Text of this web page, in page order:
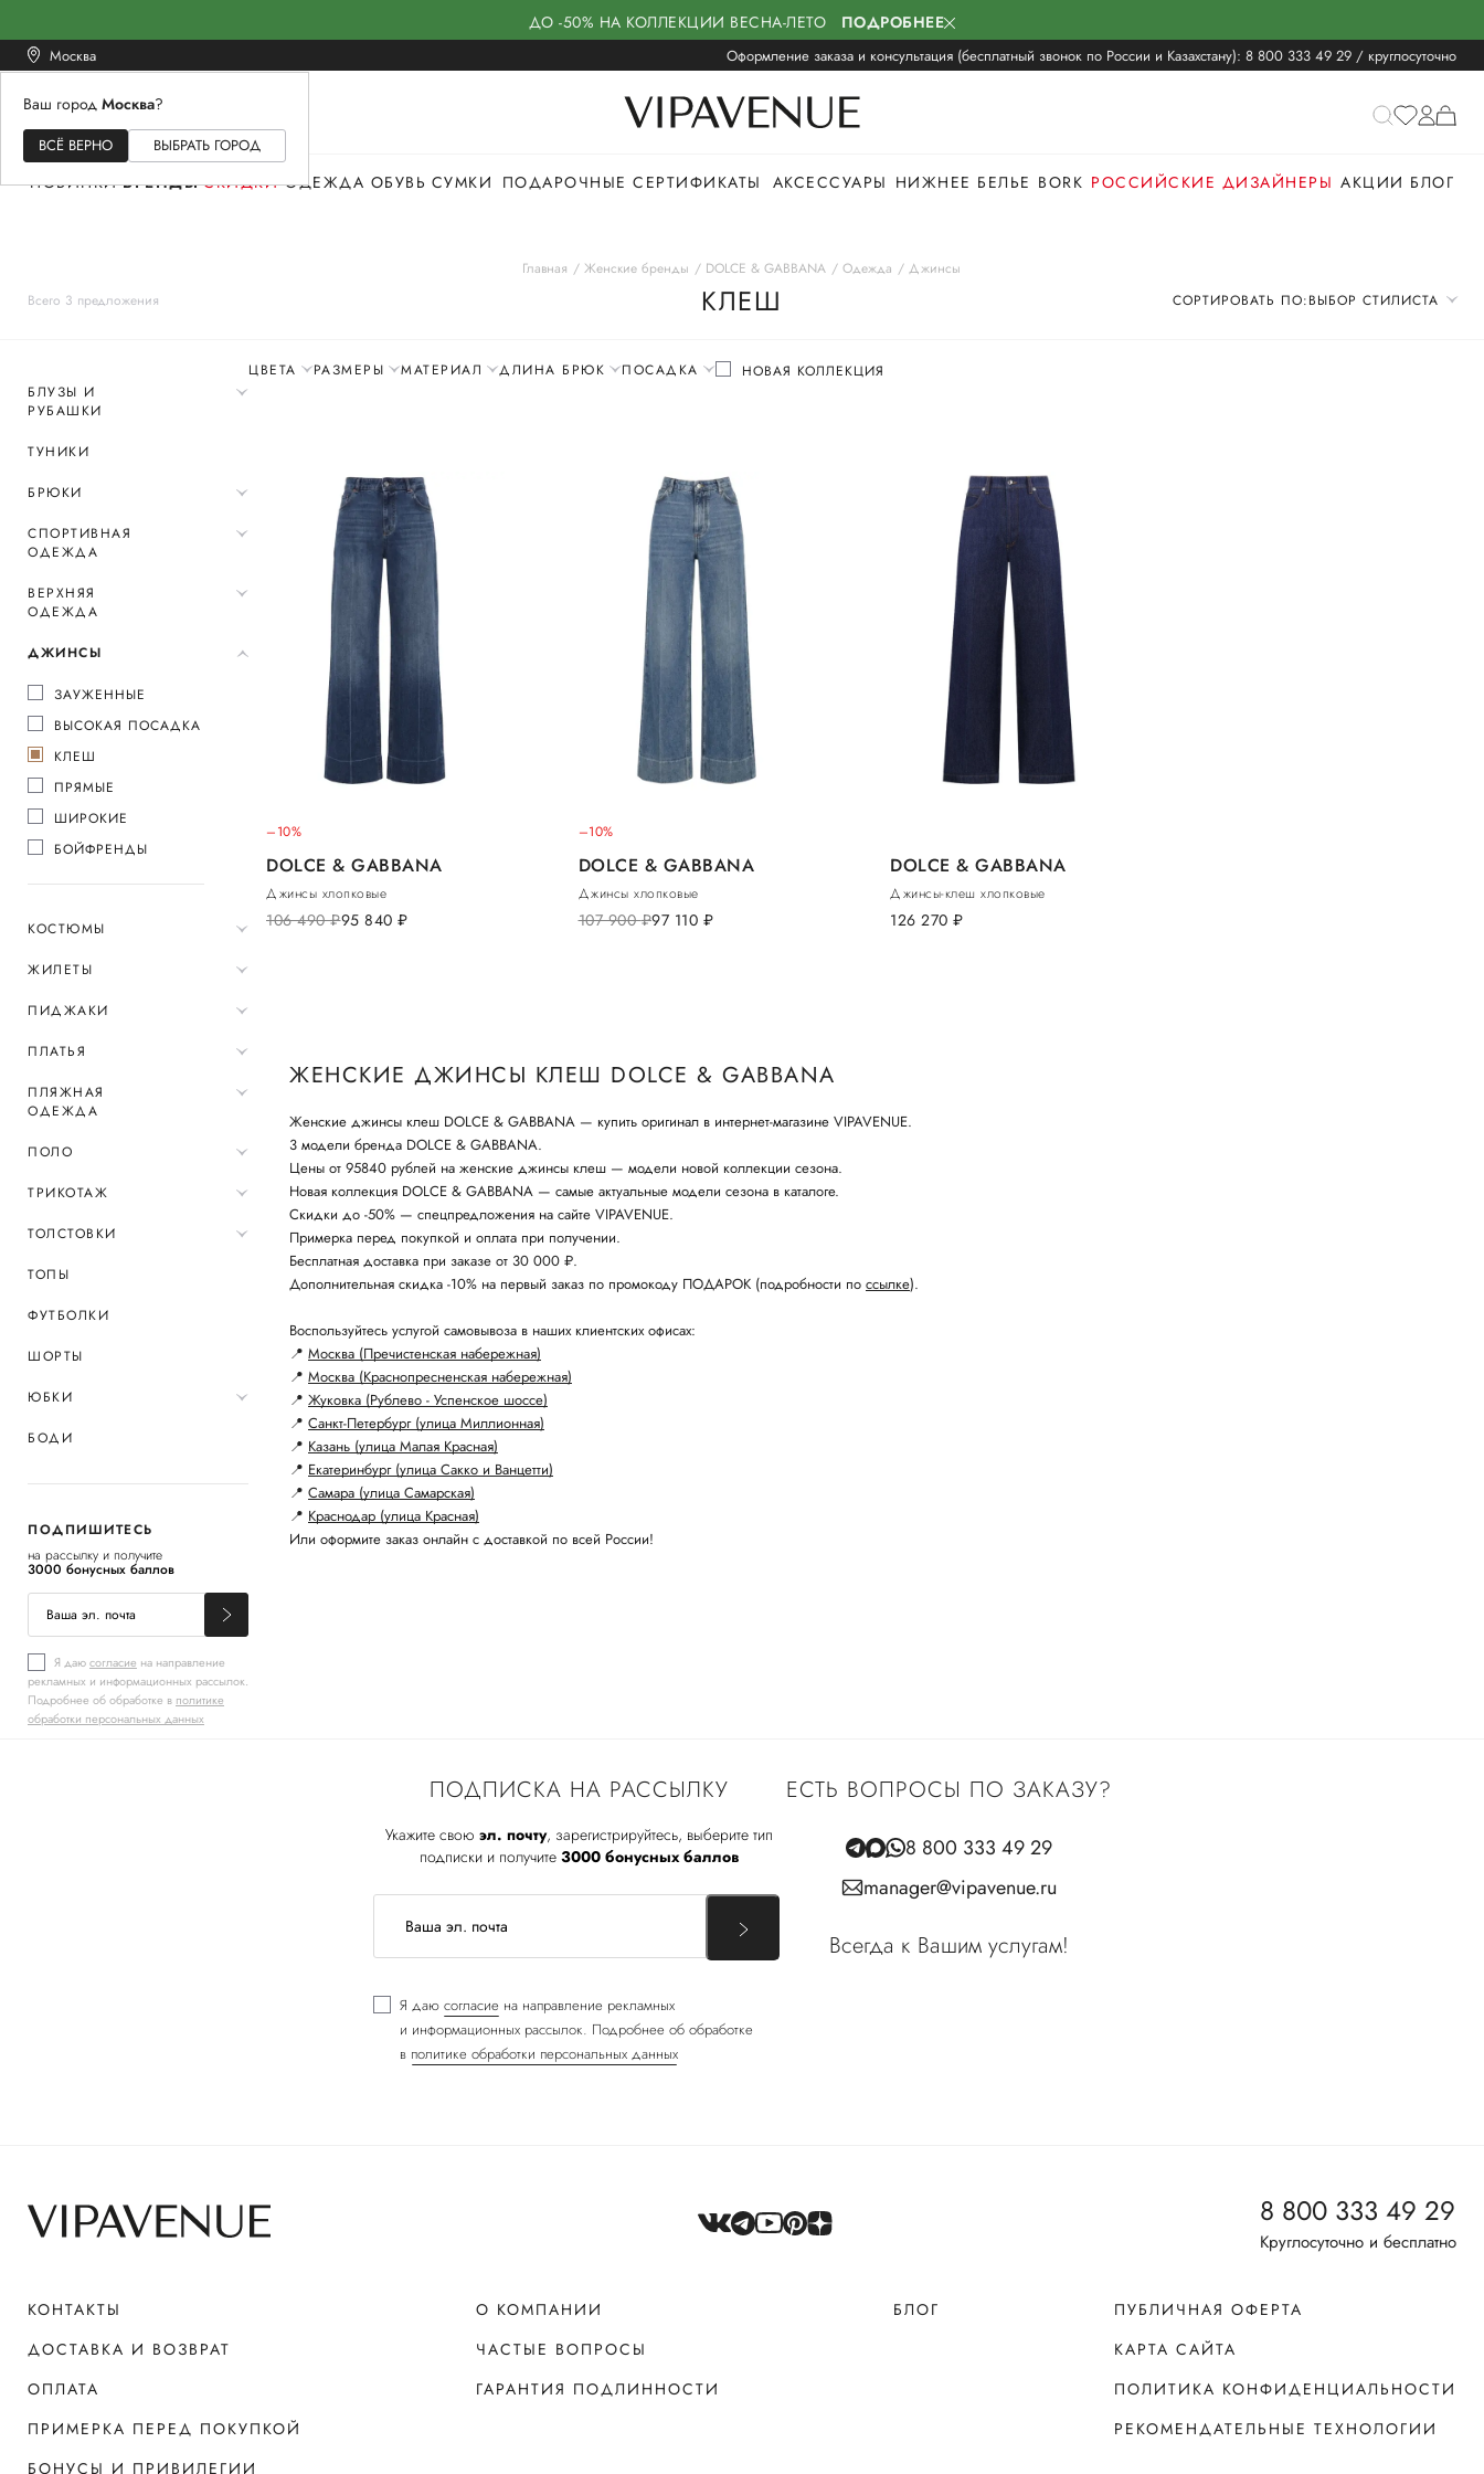
ДО -50% НА КОЛЛЕКЦИИ ВЕСНА-ЛЕТО ПОДРОБНЕЕ
Москва Оформление заказа и консультация (бесплатный звонок по России и Казахстану): 8 800 333 49 29 / круглосуточно
Ваш город Москва?
ВСЁ ВЕРНО ВЫБРАТЬ ГОРОД
ЖЕНСКОЕМУЖСКОЕ
НОВИНКИ БРЕНДЫ СКИДКИ ОДЕЖДА ОБУВЬ СУМКИ ПОДАРОЧНЫЕ СЕРТИФИКАТЫ АКСЕССУАРЫ НИЖНЕЕ БЕЛЬЕ BORK РОССИЙСКИЕ ДИЗАЙНЕРЫ АКЦИИ БЛОГ
Всего 3 предложения
Главная Женские бренды DOLCE & GABBANA Одежда Джинсы
КЛЕШ СОРТИРОВАТЬ ПО:ВЫБОР СТИЛИСТА
БЛУЗЫ И
РУБАШКИ
ТУНИКИ
БРЮКИ
СПОРТИВНАЯ
ОДЕЖДА
ВЕРХНЯЯ
ОДЕЖДА
ДЖИНСЫ
ЗАУЖЕННЫЕ
ВЫСОКАЯ ПОСАДКА
КЛЕШ
ПРЯМЫЕ
ШИРОКИЕ
БОЙФРЕНДЫ
КОСТЮМЫ
ЖИЛЕТЫ
ПИДЖАКИ
ПЛАТЬЯ
ПЛЯЖНАЯ
ОДЕЖДА
ПОЛО
ТРИКОТАЖ
ТОЛСТОВКИ
ТОПЫ
ФУТБОЛКИ
ШОРТЫ
ЮБКИ
БОДИ
ПОДПИШИТЕСЬ
на рассылку и получите
3000 бонусных баллов
Я даюсогласие на направление
рекламных и информационных рассылок.
Подробнее об обработке в политике
обработки персональных данных
ЦВЕТА РАЗМЕРЫ МАТЕРИАЛ ДЛИНА БРЮК ПОСАДКА НОВАЯ КОЛЛЕКЦИЯ
–10%
DOLCE & GABBANA
Джинсы хлопковые
106 490руб.95 840 руб.
–10%
DOLCE & GABBANA
Джинсы хлопковые
107 900руб.97 110 руб.
DOLCE & GABBANA
Джинсы-клеш хлопковые
126 270 руб.
ЖЕНСКИЕ ДЖИНСЫ КЛЕШ DOLCE & GABBANA
Женские джинсы клеш DOLCE & GABBANA — купить оригинал в интернет-магазине VIPAVENUE.
3 модели бренда DOLCE & GABBANA.
Цены от 95840 рублей на женские джинсы клеш — модели новой коллекции сезона.
Новая коллекция DOLCE & GABBANA — самые актуальные модели сезона в каталоге.
Скидки до -50% — спецпредложения на сайте VIPAVENUE.
Примерка перед покупкой и оплата при получении.
Бесплатная доставка при заказе от 30 000 ₽.
Дополнительная скидка -10% на первый заказ по промокоду ПОДАРОК (подробности по ссылке).
Воспользуйтесь услугой самовывоза в наших клиентских офисах:
📍 Москва (Пречистенская набережная)
📍 Москва (Краснопресненская набережная)
📍 Жуковка (Рублево - Успенское шоссе)
📍 Санкт-Петербург (улица Миллионная)
📍 Казань (улица Малая Красная)
📍 Екатеринбург (улица Сакко и Ванцетти)
📍 Самара (улица Самарская)
📍 Краснодар (улица Красная)
Или оформите заказ онлайн с доставкой по всей России!
ПОДПИСКА НА РАССЫЛКУ
Укажите свою эл. почту, зарегистрируйтесь, выберите тип
подписки и получите 3000 бонусных баллов
Я даю согласие на направление рекламных
и информационных рассылок. Подробнее об обработке
в политике обработки персональных данных
ЕСТЬ ВОПРОСЫ ПО ЗАКАЗУ?
8 800 333 49 29
manager@vipavenue.ru
Всегда к Вашим услугам!
8 800 333 49 29
Круглосуточно и бесплатно
КОНТАКТЫ
ДОСТАВКА И ВОЗВРАТ
ОПЛАТА
ПРИМЕРКА ПЕРЕД ПОКУПКОЙ
БОНУСЫ И ПРИВИЛЕГИИ
О КОМПАНИИ
ЧАСТЫЕ ВОПРОСЫ
ГАРАНТИЯ ПОДЛИННОСТИ
БЛОГ
ПУБЛИЧНАЯ ОФЕРТА
КАРТА САЙТА
ПОЛИТИКА КОНФИДЕНЦИАЛЬНОСТИ
РЕКОМЕНДАТЕЛЬНЫЕ ТЕХНОЛОГИИ